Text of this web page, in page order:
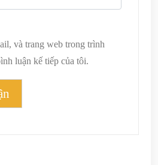
và trang web trong trình
luận kế tiếp của tôi.